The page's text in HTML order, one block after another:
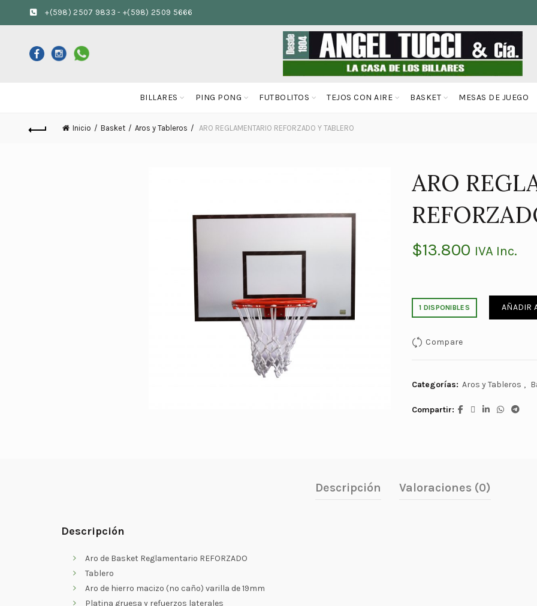
+(598) 2507 9833 - +(598) 2509 5666
BILLARES PING PONG FUTBOLITOS TEJOS CON AIRE BASKET MESAS DE JUEGO
Inicio Basket Aros y Tableros ARO REGLAMENTARIO REFORZADO Y TABLERO
ARO
$13.800 IVA Inc.
1 DISPONIBLES AÑADIR
Compare
Categorías: Aros y Tableros ,
Compartir
Descripción Valoraciones (0)
Descripción
Aro de Basket Reglamentario REFORZADO
Tablero
Aro de hierro macizo (no caño) varilla de 19mm
Platina gruesa y refuerzos laterales